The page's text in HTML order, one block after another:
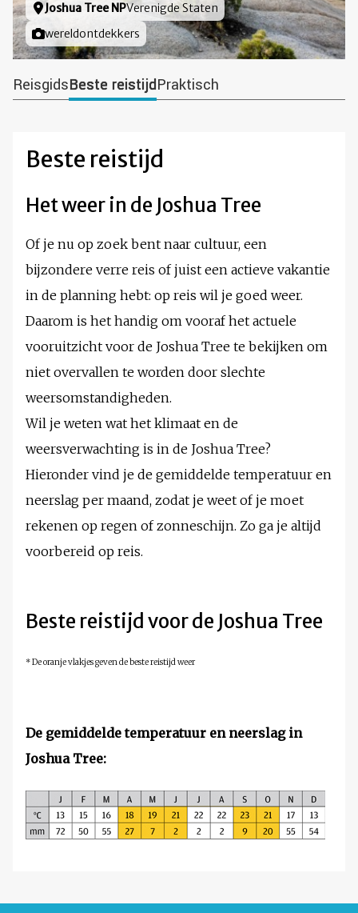
Locatie
Joshua Tree NPVerenigde Staten
Foto door
wereldontdekkers
ReisgidsBeste reistijdPraktisch
Beste reistijd
Het weer in de Joshua Tree
Of je nu op zoek bent naar cultuur, een
bijzondere verre reis of juist een actieve vakantie
in de planning hebt: op reis wil je goed weer.
Daarom is het handig om vooraf het actuele
vooruitzicht voor de Joshua Tree te bekijken om
niet overvallen te worden door slechte
weersomstandigheden.
Wil je weten wat het klimaat en de
weersverwachting is in de Joshua Tree?
Hieronder vind je de gemiddelde temperatuur en
neerslag per maand, zodat je weet of je moet
rekenen op regen of zonneschijn. Zo ga je altijd
voorbereid op reis.
Beste reistijd voor de Joshua Tree
* De oranje vlakjes geven de beste reistijd weer
De gemiddelde temperatuur en neerslag in
Joshua Tree: